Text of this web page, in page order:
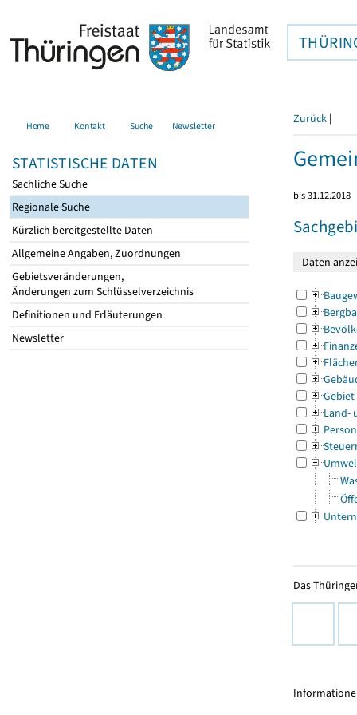
Home Kontakt Suche Newsletter
STATISTISCHE DATEN
Sachliche Suche
Regionale Suche
Kürzlich bereitgestellte Daten
Allgemeine Angaben, Zuordnungen
Gebietsveränderungen,
Änderungen zum Schlüsselverzeichnis
Definitionen und Erläuterungen
Newsletter
Zurück |
bis 31.12.2018
Gebiet
Land-
Das